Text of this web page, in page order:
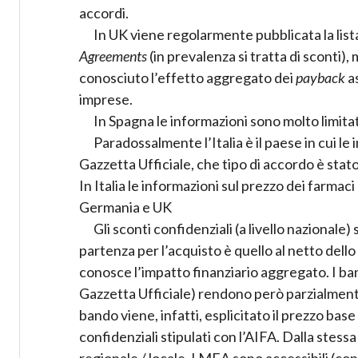
accordi.
In UK viene regolarmente pubblicata la
Agreements(in prevalenza si tratta di sconti),
conosciuto l’effetto aggregato deipayback
imprese.
In Spagna le informazioni sono molto
Paradossalmente l’Italia è il paese in cui
Gazzetta Ufficiale, che tipo di accordo è
In Italia le informazioni sul prezzo dei
Germania e UK
Gli sconti confidenziali (a livello
partenza per l’acquisto è quello al netto
conosce l’impatto finanziario aggregato. I
Gazzetta Ufficiale) rendono però
bando viene, infatti, esplicitato il prezzo
confidenziali stipulati con l’AIFA. Dalla